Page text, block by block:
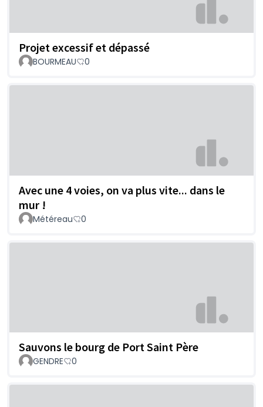
Projet excessif et dépassé
BOURMEAU 0
Avec une 4 voies, on va plus vite... dans le
mur !
Météreau 0
Sauvons le bourg de Port Saint Père
GENDRE 0